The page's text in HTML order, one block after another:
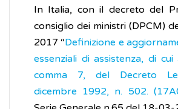
In Italia, con il decreto del
consiglio dei ministri (DPCM)
2017 “Definizione e
essenziali di assistenza, di
comma 7, del Decreto
dicembre 1992, n. 502.